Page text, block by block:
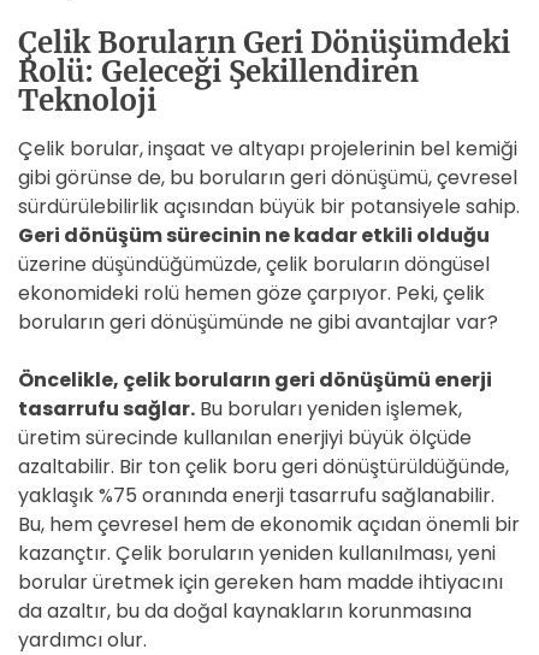
Çelik Boruların Geri Dönüşümdeki
Rolü: Geleceği Şekillendiren
Teknoloji
Çelik borular, inşaat ve altyapı projelerinin bel kemiği
gibi görünse de, bu boruların geri dönüşümü, çevresel
sürdürülebilirlik açısından büyük bir potansiyele sahip.
Geri dönüşüm sürecinin ne kadar etkili olduğu
üzerine düşündüğümüzde, çelik boruların döngüsel
ekonomideki rolü hemen göze çarpıyor. Peki, çelik
boruların geri dönüşümünde ne gibi avantajlar var?
Öncelikle, çelik boruların geri dönüşümü enerji
tasarrufu sağlar. Bu boruları yeniden işlemek,
üretim sürecinde kullanılan enerjiyi büyük ölçüde
azaltabilir. Bir ton çelik boru geri dönüştürüldüğünde,
yaklaşık %75 oranında enerji tasarrufu sağlanabilir.
Bu, hem çevresel hem de ekonomik açıdan önemli bir
kazançtır. Çelik boruların yeniden kullanılması, yeni
borular üretmek için gereken ham madde ihtiyacını
da azaltır, bu da doğal kaynakların korunmasına
yardımcı olur.